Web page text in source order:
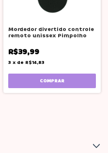
Mordedor divertido controle
remoto unissex Pimpolho
R$39,99
3 x de R$14,83